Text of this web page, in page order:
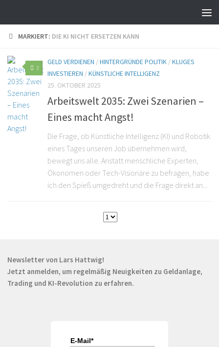
MARKIERT: DIE KI NICHT ERSETZEN KANN
3
GELD VERDIENEN /HINTERGRÜNDE POLITIK /KLUGES
INVESTIEREN /KÜNSTLICHE INTELLIGENZ
25. OKTOBER 2025
Arbeitswelt 2035: Zwei Szenarien –
Eines macht Angst!
Die Frage, ob Künstliche Intelligenz (KI) und Robotik
eines Tages unseren Job übernehmen wird,
bewegt uns alle. Anstatt menschliche Experten,
Ökonomen oder Tech-Visionäre zu befragen, habe
ich den Spieß umgedreht und die Frage direkt an...
Newsletter von Lars Hattwig!
Jetzt anmelden, um regelmäßig Neuigkeiten zu Geldanlage,
Trading und KI-Revolution zu erfahren.
E-Mail*